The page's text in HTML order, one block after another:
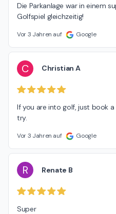
Die Parkanlage war in einem
Golfspiel gleichzeitig!
Vor 3 Jahren auf Google
C Christian A
If you are into golf, just book
try.
Vor 3 Jahren auf Google
R Renate B
Super